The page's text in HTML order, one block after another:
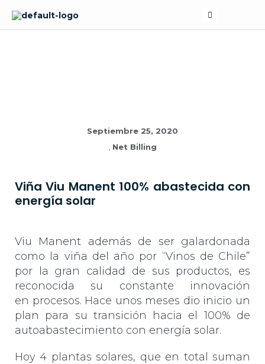
content
Septiembre 25, 2020
Net Billing
Viña Viu Manent 100% abastecida con
energía solar
Viu Manent además de ser galardonada
como la viña del año por “Vinos de Chile”
por la gran calidad de sus productos, es
reconocida su constante innovación
en procesos. Hace unos meses dio inicio un
plan para su transición hacia el 100% de
autoabastecimiento con energía solar.
Hoy 4 plantas solares, que en total suman